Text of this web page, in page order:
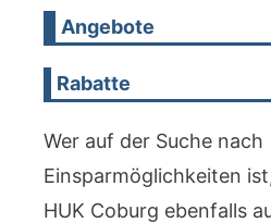
Angebote
Rabatte
Wer auf der Suche nach
Einsparmöglichkeiten
HUK Coburg ebenfalls